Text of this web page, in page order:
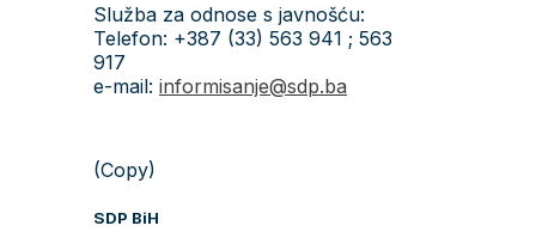
Služba za odnose s javnošću:
Telefon: +387 (33) 563 941 ; 563
917
e-mail: informisanje@sdp.ba
(Copy)
SDP BiH